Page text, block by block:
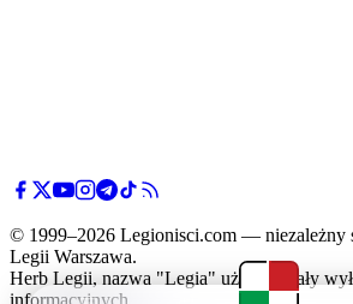
© 1999–2026 Legionisci.com — niezależny
Legii Warszawa.
Herb Legii, nazwa "Legia" użyte zostały
informacyjnych.